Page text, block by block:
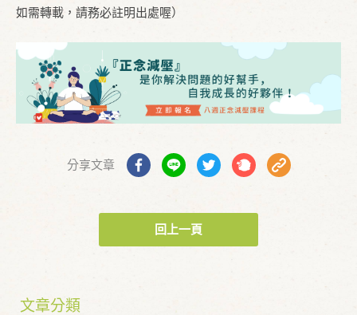
如需轉載，請務必註明出處喔）
分享文章
回上一頁
文章分類